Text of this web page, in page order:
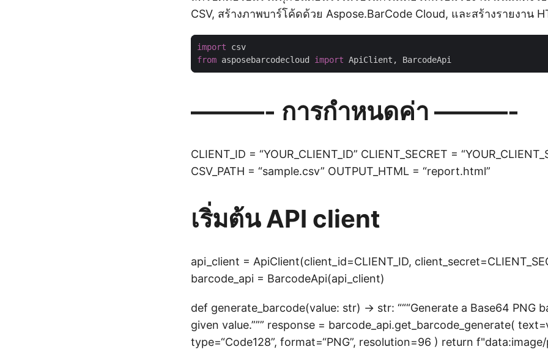
CSV, สร้างภาพบาร์โค้ดด้วย Aspose.BarCode Cloud, และสร้างรายงาน
import
from asposebarcodecloud import
———- การกำหนดค่า ———-
CLIENT_ID = “YOUR_CLIENT_ID” CLIENT_SECRET =
CSV_PATH = “sample.csv” OUTPUT_HTML = “report.html”
เริ่มต้น API client
api_client = ApiClient(client_id=CLIENT_ID,
barcode_api = BarcodeApi(api_client)
def generate_barcode(value: str) -> str: “““Generate a Base64 PNG
given value.””” response = barcode_api.get_barcode_generate(
type=“Code128”, format=“PNG”, resolution=96 ) return